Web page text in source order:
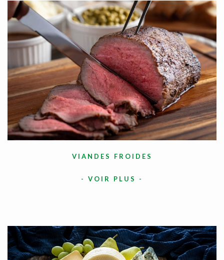
VIANDES FROIDES
- VOIR PLUS -